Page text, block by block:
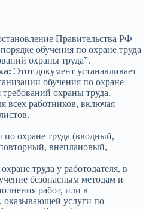
Правительства РФ
обучения по охране труда
охраны труда”.
Этот документ устанавливает
обучения по охране
охраны труда.
всех работников, включая
по охране труда (вводный,
внеплановый,
труда у работодателя, в
безопасным методам и
работ, или в
оказывающей услуги по